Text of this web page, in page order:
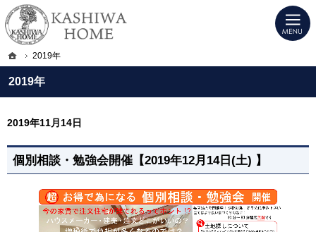
2019年
プロの目線からご提案。宇都宮市・壬生町・小山市のデザイン注文住宅・高気密
KASHIWA HOME｜宇都宮市・壬生町・小山市のデザイン注文住宅・高気密高断
2019年11月14日
個別相談・勉強会開催【2019年12月14日(土) 】
ホーム
2019年